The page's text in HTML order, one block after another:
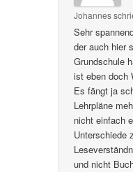
Johannes
Sehr
der auch hier
Grundschule
ist eben doch
Es fängt ja
Lehrpläne
nicht einfach
Unterschiede
und nicht